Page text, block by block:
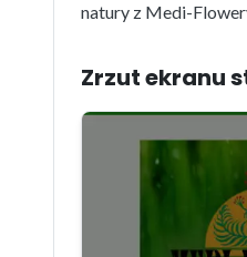
natury z Medi-
Zrzut ekranu